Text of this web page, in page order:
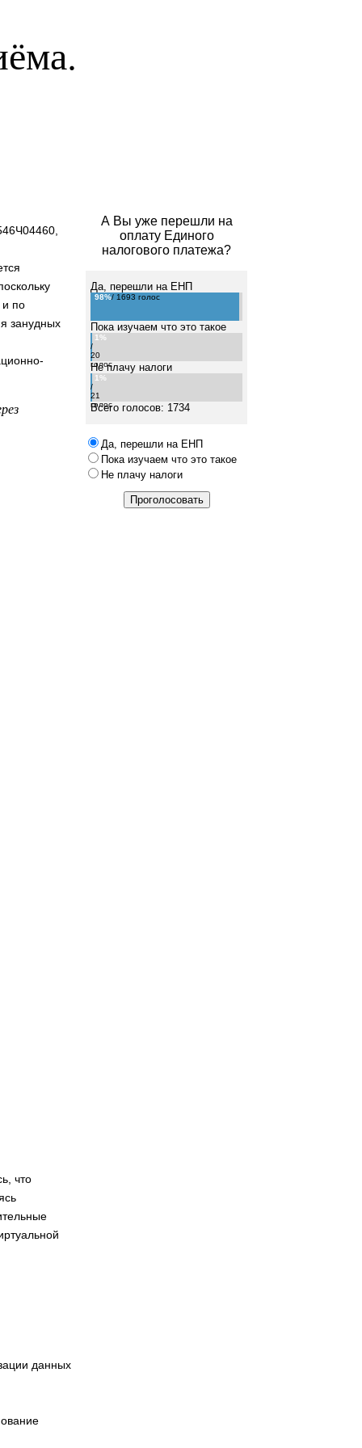
А Вы уже перешли на
оплату Единого
налогового платежа?
Да, перешли на ЕНП
98%/ 1693 голос
Пока изучаем что это такое
1%
/
20
голос
Не плачу налоги
1%
/
21
голос
Всего голосов: 1734
Да, перешли на ЕНП
Пока изучаем что это такое
Не плачу налоги
и по
занудных
что
данных